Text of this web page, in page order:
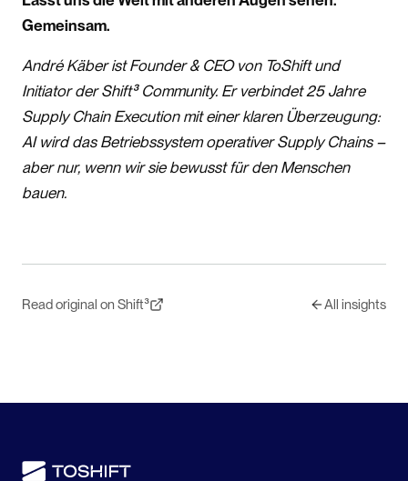
Gemeinsam.
André Käber ist Founder & CEO von ToShift und
Initiator der Shift³ Community. Er verbindet 25 Jahre
Supply Chain Execution mit einer klaren Überzeugung:
AI wird das Betriebssystem operativer Supply Chains –
aber nur, wenn wir sie bewusst für den Menschen
bauen.
Read original on Shift³ All insights